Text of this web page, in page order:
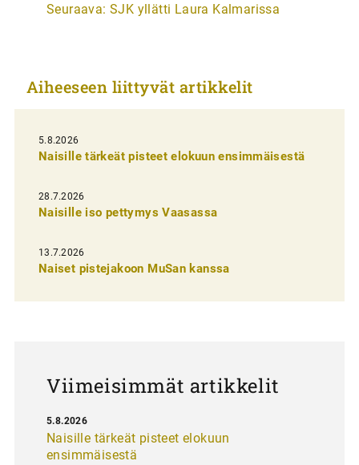
i
e
i
e
n
s
e
l
Seuraava: SJK yllätti Laura Kalmarissa
Aiheeseen liittyvät artikkelit
5.8.2026
Naisille tärkeät pisteet elokuun ensimmäisestä
28.7.2026
Naisille iso pettymys Vaasassa
13.7.2026
Naiset pistejakoon MuSan kanssa
Viimeisimmät artikkelit
Naisille tärkeät pisteet elokuun
ensimmäisestä
5.8.2026